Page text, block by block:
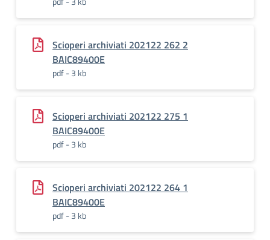
Scioperi archiviati 202122 262 2
BAIC89400E
pdf - 3 kb
Scioperi archiviati 202122 275 1
BAIC89400E
pdf - 3 kb
Scioperi archiviati 202122 264 1
BAIC89400E
pdf - 3 kb